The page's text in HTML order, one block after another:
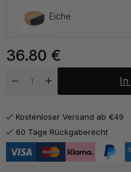
Eiche
Walnuss
36.80 €
In
Kostenloser Versand ab €49
60 Tage Rückgaberecht